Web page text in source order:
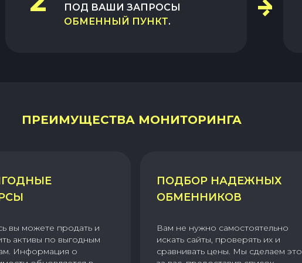
ПОД ВАШИ ЗАПРОСЫ
ОБМЕННЫЙ ПУНКТ.
ПРЕИМУЩЕСТВА МОНИТОРИНГА
вы можете продать и
активы по выгодным
Информация о
ПОДБОР НАДЕЖНЫХ
ОБМЕННИКОВ
Вам не нужно самостоятельно
искать сайты, проверять их и
сравнивать цены. Мы сделаем это